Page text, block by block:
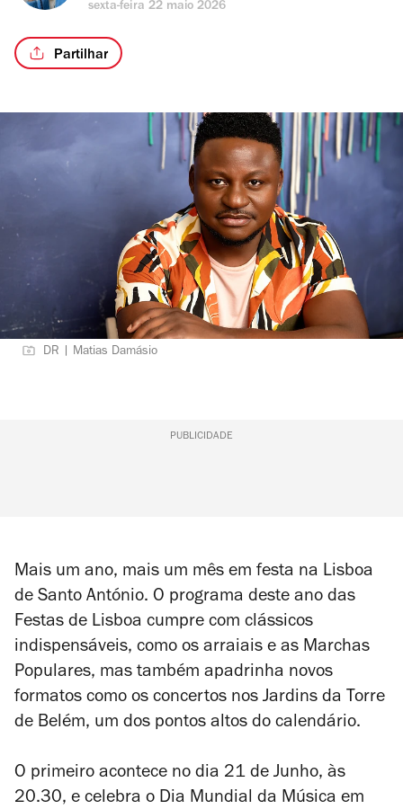
sexta-feira 22 maio 2026
Partilhar
DR | Matias Damásio
PUBLICIDADE
Mais um ano, mais um mês em festa na Lisboa
de Santo António. O programa deste ano das
Festas de Lisboa cumpre com clássicos
indispensáveis, como os arraiais e as Marchas
Populares, mas também apadrinha novos
formatos como os concertos nos Jardins da Torre
de Belém, um dos pontos altos do calendário.
O primeiro acontece no dia 21 de Junho, às
20.30, e celebra o Dia Mundial da Música em